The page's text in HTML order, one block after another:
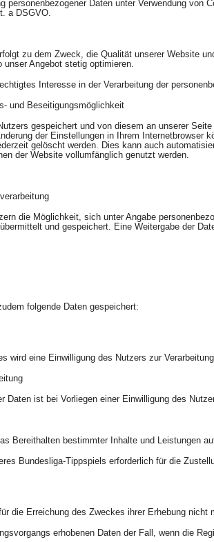
personenbezogener Daten unter Verwendung
a DSGVO.
zu dem Zweck, die Qualität unserer Website
Angebot stetig optimieren.
Interesse in der Verarbeitung der
und Beseitigungsmöglichkeit
gespeichert und von diesem an unserer
der Einstellungen in Ihrem Internetbrowser
gelöscht werden. Dies kann auch
der Website vollumfänglich genutzt werden.
die Möglichkeit, sich unter Angabe
und gespeichert. Eine Weitergabe der
folgende Daten gespeichert:
wird eine Einwilligung des Nutzers zur
Daten ist bei Vorliegen einer Einwilligung des
Bereithalten bestimmter Inhalte und Leistungen
Bundesliga-Tippspiels erforderlich für die
die Erreichung des Zweckes ihrer Erhebung nicht
erhobenen Daten der Fall, wenn die